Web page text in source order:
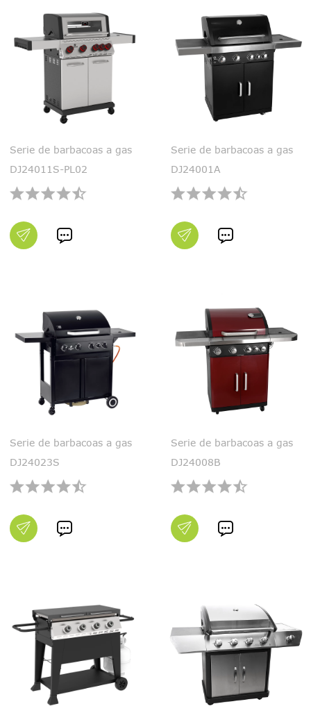
Serie de barbacoas a gas
DJ24011S-PL02

Serie de barbacoas a gas
DJ24023S

Serie de barbacoas a gas
DJ24001A

Serie de barbacoas a gas
DJ24008B
